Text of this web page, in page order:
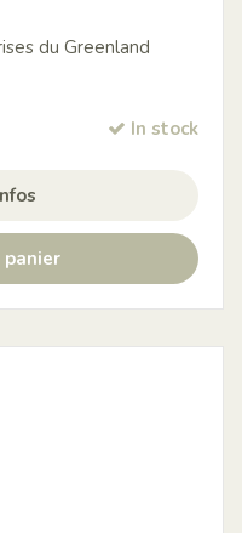
du Greenland
In stock